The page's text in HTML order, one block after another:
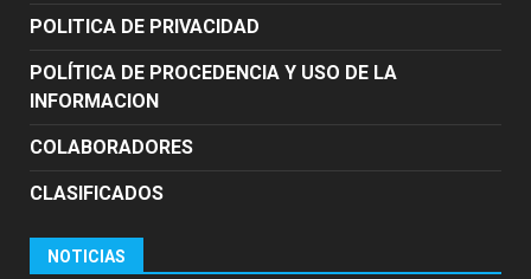
POLITICA DE PRIVACIDAD
POLÍTICA DE PROCEDENCIA Y USO DE LA
INFORMACION
COLABORADORES
CLASIFICADOS
NOTICIAS